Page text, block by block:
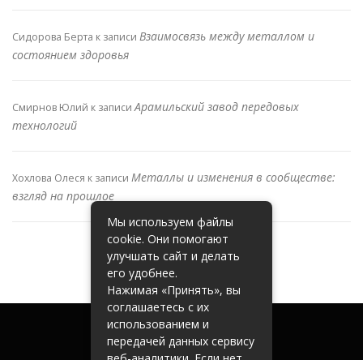
Сидорова Берта к записи Взаимосвязь между металлом и
состоянием здоровья
Смирнов Юлий к записиАрамильский завод передовых
технологий
Хохлова Олеся к записи Металлы и изменения в сообществе:
взгляд на прошлое
Мы используем файлы
cookie. Они помогают
улучшать сайт и делать
его удобнее.
Нажимая «Принять», вы
соглашаетесь с их
использованием и
передачей данных сервису